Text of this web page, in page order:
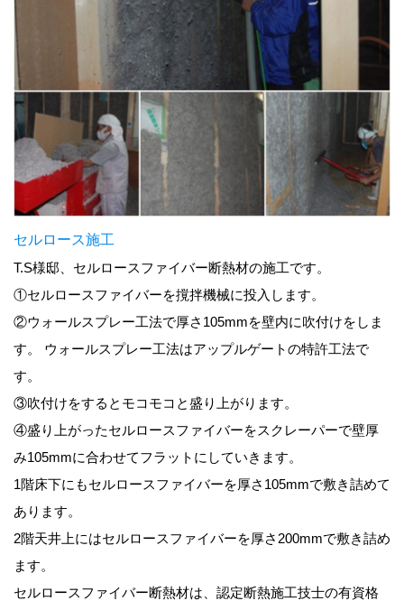
セルロース施工
T.S様邸、セルロースファイバー断熱材の施工です。
①セルロースファイバーを撹拌機械に投入します。
②ウォールスプレー工法で厚さ105mmを壁内に吹付けをしま
す。 ウォールスプレー工法はアップルゲートの特許工法で
す。
③吹付けをするとモコモコと盛り上がります。
④盛り上がったセルロースファイバーをスクレーパーで壁厚
み105mmに合わせてフラットにしていきます。
1階床下にもセルロースファイバーを厚さ105mmで敷き詰めて
あります。
2階天井上にはセルロースファイバーを厚さ200mmで敷き詰め
ます。
セルロースファイバー断熱材は、認定断熱施工技士の有資格